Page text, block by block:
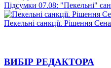
Підсумки 07.08: "Пекельні"
Пекельні санкції. Рішення
ВИБІР РЕДАКТОРА